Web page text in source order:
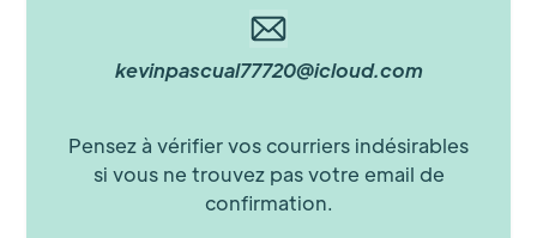
kevinpascual77720@icloud.com
Pensez à vérifier vos courriers indésirables
si vous ne trouvez pas votre email de
confirmation.